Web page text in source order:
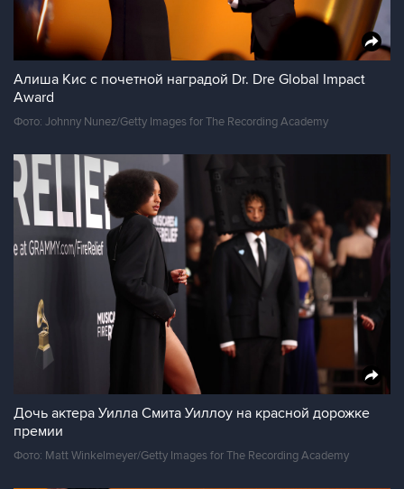
Алиша Кис с почетной наградой Dr. Dre Global Impact
Award
Фото: Johnny Nunez/Getty Images for The Recording Academy
Дочь актера Уилла Смита Уиллоу на красной дорожке
премии
Фото: Matt Winkelmeyer/Getty Images for The Recording Academy